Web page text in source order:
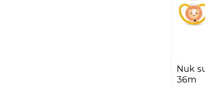
nuk sucette space 18-
36m